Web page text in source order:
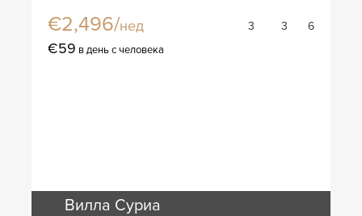
€2,496/нед 3 3 6
€59 в день с человека
Вилла Суриа